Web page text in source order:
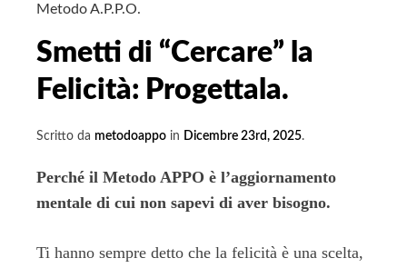
Metodo A.P.P.O.
Smetti di “Cercare” la
Felicità: Progettala.
Scritto da metodoappo in Dicembre 23rd, 2025.
Perché il Metodo APPO è l’aggiornamento
mentale di cui non sapevi di aver bisogno.
Ti hanno sempre detto che la felicità è una scelta,